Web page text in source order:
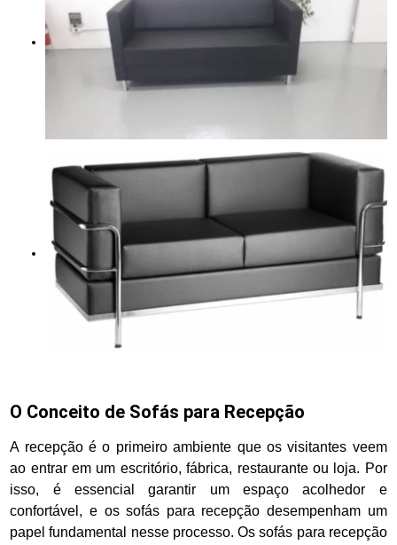
O Conceito de Sofás para Recepção
A recepção é o primeiro ambiente que os visitantes veem
ao entrar em um escritório, fábrica, restaurante ou loja. Por
isso, é essencial garantir um espaço acolhedor e
confortável, e os sofás para recepção desempenham um
papel fundamental nesse processo. Os sofás para recepção